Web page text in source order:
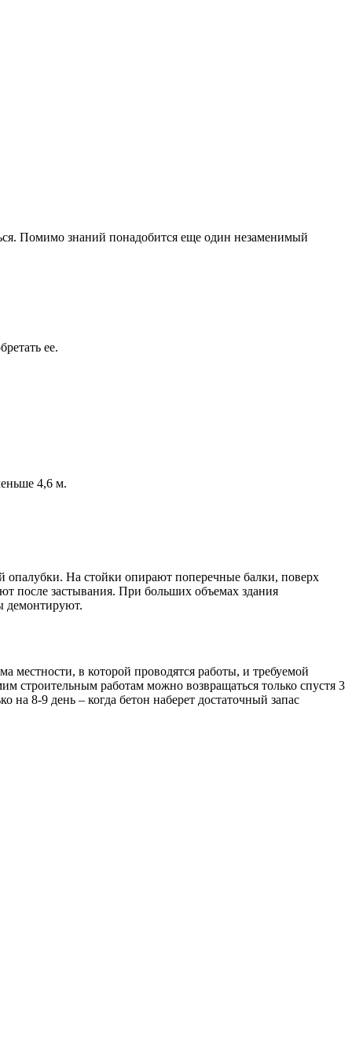
Помимо знаний понадобится еще один незаменимый
ее.
4,6 м.
опалубки. На стойки опирают поперечные балки, поверх
после застывания. При больших объемах здания
демонтируют.
местности, в которой проводятся работы, и требуемой
строительным работам можно возвращаться только спустя 3
на 8-9 день – когда бетон наберет достаточный запас